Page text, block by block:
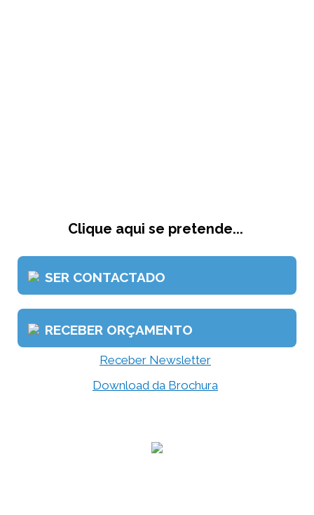
Clique aqui se pretende...
SER CONTACTADO
RECEBER ORÇAMENTO
Receber Newsletter
Download da Brochura